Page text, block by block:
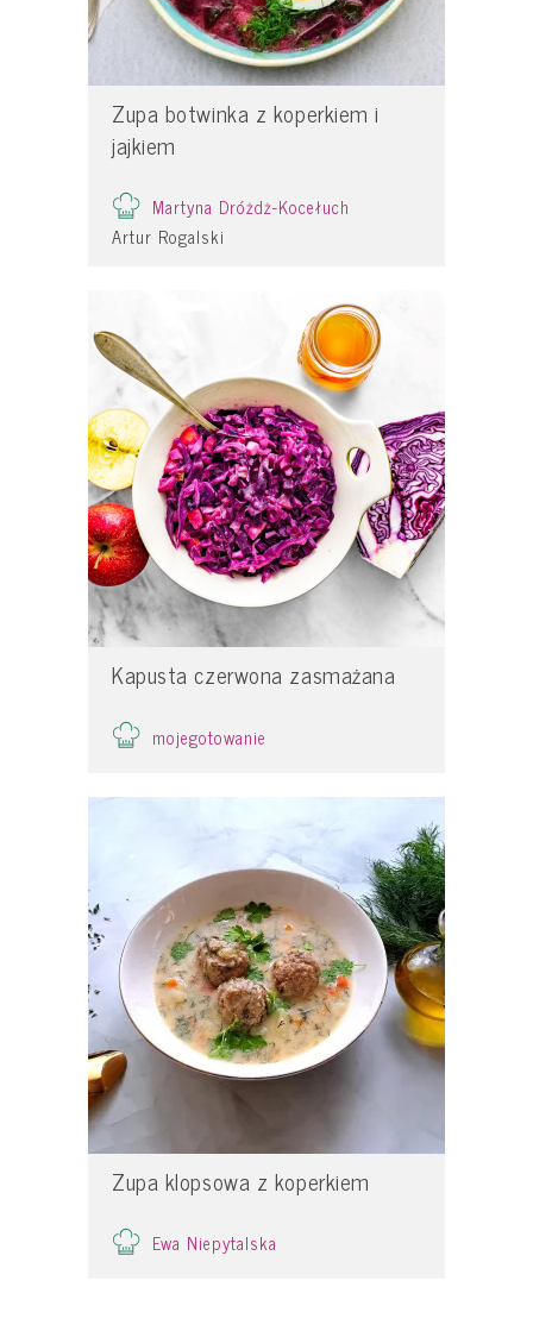
Zupa botwinka z koperkiem i
jajkiem
Martyna Dróżdż-Kocełuch
Artur Rogalski
Kapusta czerwona zasmażana
mojegotowanie
Zupa klopsowa z koperkiem
Ewa Niepytalska